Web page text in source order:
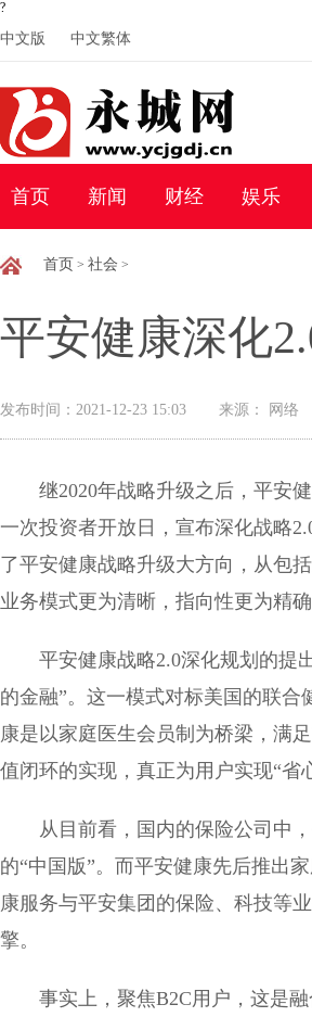
?
中文版 中文繁体
首页 新闻 财经 娱乐
首页 > 社会 >
平安健康深化
发布时间：2021-12-23 15:03 来源： 网络
继2020年战略升级之后，平安
一次投资者开放日，宣布深化战略
了平安健康战略升级大方向，从包
业务模式更为清晰，指向性更为精
平安健康战略2.0深化规划的提
的金融”。这一模式对标美国的联
康是以家庭医生会员制为桥梁，满
值闭环的实现，真正为用户实现“省
从目前看，国内的保险公司中
的“中国版”。而平安健康先后推出
康服务与平安集团的保险、科技等
擎。
事实上，聚焦B2C用户，这是